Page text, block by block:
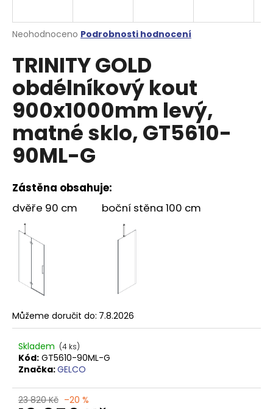
Průměrné
produktu
z
5
hvězdiček.
Neohodnoceno Podrobnosti hodnocení
TRINITY GOLD
obdélníkový kout
900x1000mm levý,
matné sklo, GT5610-
90ML-G
Zástěna obsahuje:
dvěře 90 cm boční stěna 100 cm
Můžeme doručit do: 7.8.2026
Skladem (4 ks)
Kód: GT5610-90ML-G
Značka:GELCO
23 820 Kč –20 %
j
t
?
HLEDAT
D
o
o
e
m
e
SPRCHOVÁ
ZÁSTĚNA